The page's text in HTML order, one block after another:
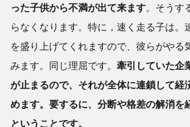
った子供から不満が出て来ます。そうす
らなくなります。特に，速く走る子は。
を盛り上げてくれますので、彼らがやる
みます。同じ理屈です。 牽引していた企
が止まるので、それが全体に連鎖して経
めます。要するに、分断や格差の解消を
ということです。